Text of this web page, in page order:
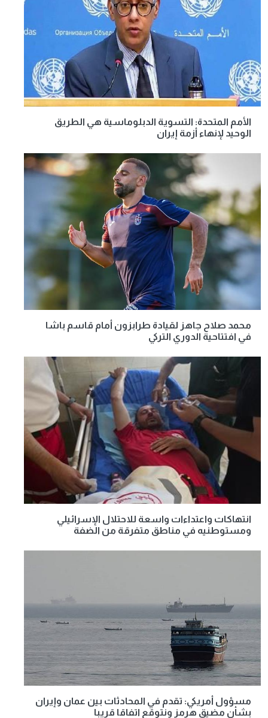
الأمم المتحدة: التسوية الدبلوماسية هي الطريق
الوحيد لإنهاء أزمة إيران
محمد صلاح جاهز لقيادة طرابزون أمام قاسم باشا
في افتتاحية الدوري التركي
انتهاكات واعتداءات واسعة للاحتلال الإسرائيلي
ومستوطنيه في مناطق متفرقة من الضفة
مسؤول أمريكي: تقدم في المحادثات بين عمان وإيران
بشأن مضيق هرمز ونتوقع اتفاقا قريبا